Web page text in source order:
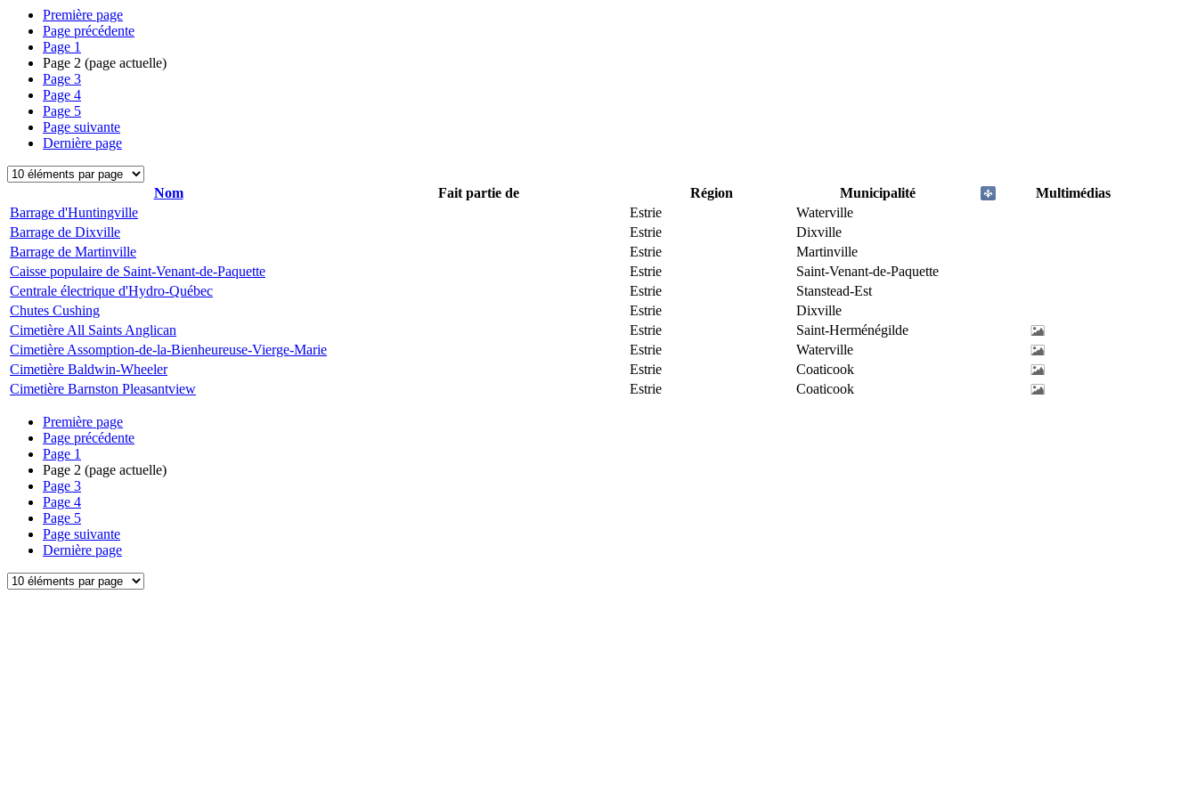
Première page
Page précédente
Page 1
Page 2 (page actuelle)
Page 3
Page 4
Page 5
Page suivante
Dernière page
Nom Fait partie de Région Municipalité
Multimédias
Barrage d'Huntingville
Estrie
Waterville
Barrage de Dixville
Estrie
Dixville
Barrage de Martinville
Estrie
Martinville
Caisse populaire de Saint-Venant-de-Paquette
Estrie
Saint-Venant-de-Paquette
Centrale électrique d'Hydro-Québec
Estrie
Stanstead-Est
Chutes Cushing
Estrie
Dixville
Cimetière All Saints Anglican
Estrie
Saint-Herménégilde
Cimetière Assomption-de-la-Bienheureuse-Vierge-Marie
Estrie
Waterville
Cimetière Baldwin-Wheeler
Estrie
Coaticook
Cimetière Barnston Pleasantview
Estrie Coaticook
Première page
Page précédente
Page 1
Page 2 (page actuelle)
Page 3
Page 4
Page 5
Page suivante
Dernière page